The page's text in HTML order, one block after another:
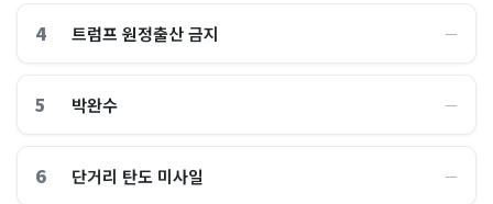
4 트럼프 원정출산 금지 ―
5 박완수 ―
6 단거리 탄도 미사일 ―